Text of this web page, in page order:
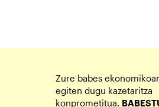
Zure babes
egiten dugu kazetaritza
konprometitua.